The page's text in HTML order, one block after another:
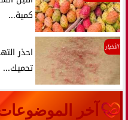
كمية...
الأخبار
تحميك...
آخر